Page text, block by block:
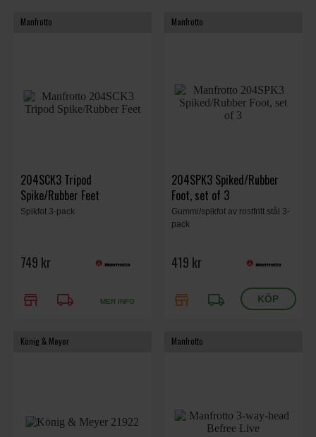
Manfrotto
204SCK3 Tripod
Spike/Rubber Feet
Spikfot 3-pack
749 kr
store local_shipping MER INFO
Manfrotto
204SPK3 Spiked/Rubber
Foot, set of 3
Gummi/spikfot av rostfritt stål 3-
pack
419 kr
store local_shipping
König & Meyer Manfrotto